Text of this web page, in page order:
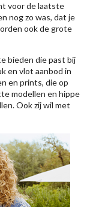
voor de laatste
nog zo was, dat je
ook de grote
bieden die past bij
en vlot aanbod in
en prints, die op
modellen en hippe
Ook zij wil met